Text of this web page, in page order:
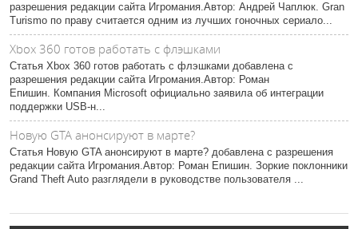
разрешения редакции сайта Игромания.Автор: Андрей Чаплюк. Gran
Turismo по праву считается одним из лучших гоночных сериало...
Xbox 360 готов работать с флэшками
Статья Xbox 360 готов работать с флэшками добавлена с
разрешения редакции сайта Игромания.Автор: Роман
Епишин. Компания Microsoft официально заявила об интеграции
поддержки USB-н...
Новую GTA анонсируют в марте?
Статья Новую GTA анонсируют в марте? добавлена с разрешения
редакции сайта Игромания.Автор: Роман Епишин. Зоркие поклонники
Grand Theft Auto разглядели в руководстве пользователя ...